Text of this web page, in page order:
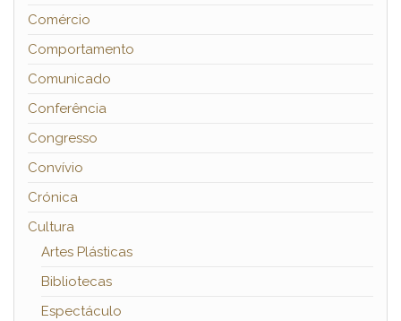
Comércio
Comportamento
Comunicado
Conferência
Congresso
Convívio
Crónica
Cultura
Artes Plásticas
Bibliotecas
Espectáculo